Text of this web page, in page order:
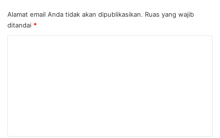
Alamat email Anda tidak akan dipublikasikan. Ruas yang wajib
ditandai *